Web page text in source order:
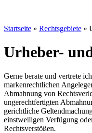
Startseite » Rechtsgebiete »
Urheber-
Gerne berate und vertrete
marken­rechtlichen
Abmahnung von
ungerechtfertigten
gerichtliche
einstweiligen Verfügung
Rechtsverstößen.